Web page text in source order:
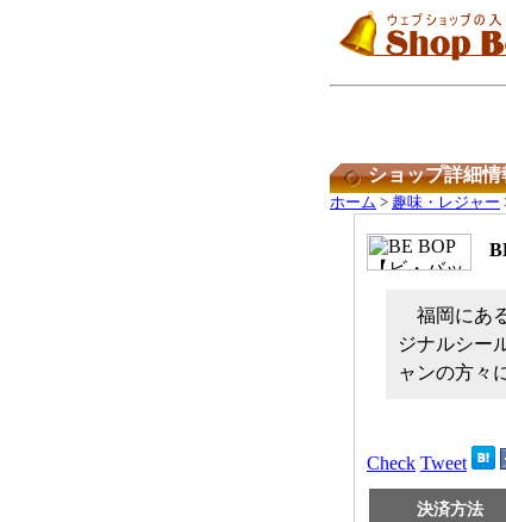
ショップ詳細情
ホーム > 趣味・レジャー
福岡にあ
ジナルシー
ャンの方々
Check Tweet
決済方法